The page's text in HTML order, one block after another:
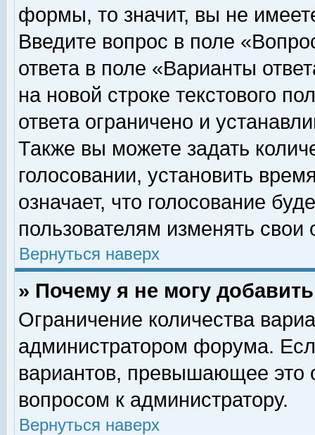
формы, то значит, вы не
Введите вопрос в поле
ответа в поле «Варианты
на новой строке текстового
ответа ограничено и
Также вы можете задать
голосовании, установить
означает, что голосование
пользователям изменять свои
Вернуться наверх
» Почему я не могу
Ограничение количества
администратором форума.
вариантов, превышающее это
вопросом к администратору.
Вернуться наверх